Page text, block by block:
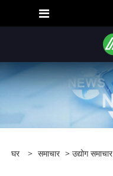
घर > समाचार > उद्योग समाचार